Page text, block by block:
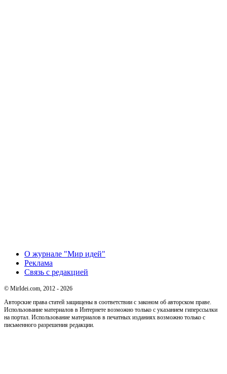
О журнале "Мир идей"
Реклама
Связь с редакцией
© MirIdei.com, 2012 - 2026
Авторские права статей защищены в соответствии с законом об авторском праве.
Использование материалов в Интернете возможно только с указанием гиперссылки
на портал. Использование материалов в печатных изданиях возможно только с
письменного разрешения редакции.